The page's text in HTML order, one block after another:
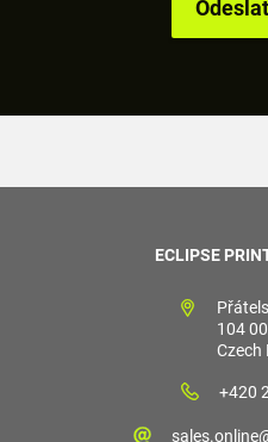
ECLIPSE
104
Czech
+420